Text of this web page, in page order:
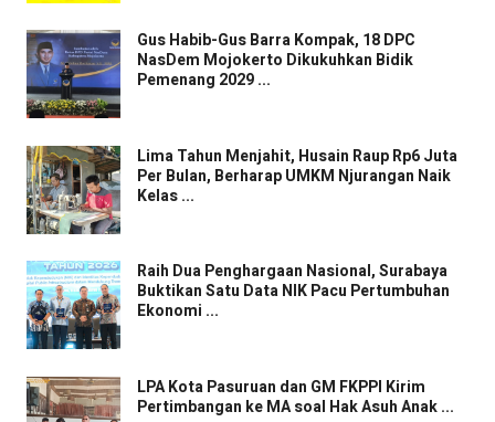
Gus Habib-Gus Barra Kompak, 18 DPC
NasDem Mojokerto Dikukuhkan Bidik
Pemenang 2029 ...
Lima Tahun Menjahit, Husain Raup Rp6 Juta
Per Bulan, Berharap UMKM Njurangan Naik
Kelas ...
Raih Dua Penghargaan Nasional, Surabaya
Buktikan Satu Data NIK Pacu Pertumbuhan
Ekonomi ...
LPA Kota Pasuruan dan GM FKPPI Kirim
Pertimbangan ke MA soal Hak Asuh Anak ...